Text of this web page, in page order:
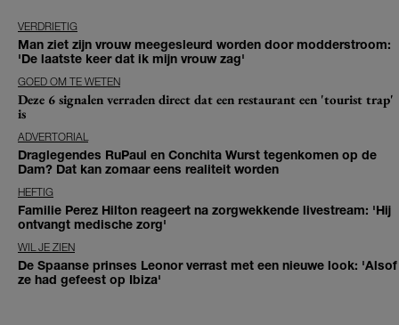
VERDRIETIG
Man ziet zijn vrouw meegesleurd worden door modderstroom:
'De laatste keer dat ik mijn vrouw zag'
GOED OM TE WETEN
Deze 6 signalen verraden direct dat een restaurant een 'tourist trap'
is
ADVERTORIAL
Draglegendes RuPaul en Conchita Wurst tegenkomen op de
Dam? Dat kan zomaar eens realiteit worden
HEFTIG
Familie Perez Hilton reageert na zorgwekkende livestream: 'Hij
ontvangt medische zorg'
WIL JE ZIEN
De Spaanse prinses Leonor verrast met een nieuwe look: 'Alsof
ze had gefeest op Ibiza'